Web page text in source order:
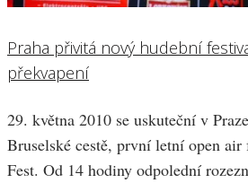
Praha přivitá nový hudební
překvapení
29. května 2010 se uskuteční v
Bruselské cestě, první letní open
Fest. Od 14 hodiny odpolední